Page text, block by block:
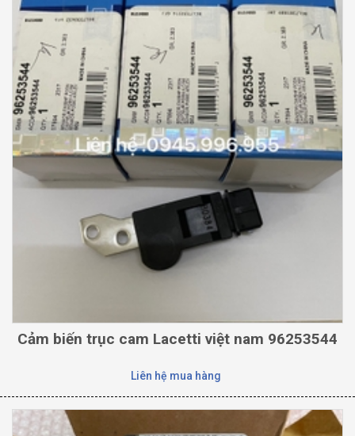
Cảm biến trục cam Lacetti việt nam 96253544
Liên hệ mua hàng